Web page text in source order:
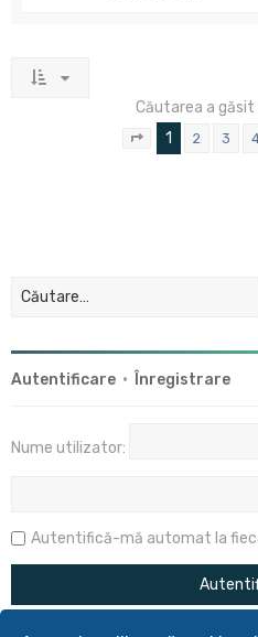
Căutarea a
Pagina1 din
1 2 3
Autentificare • Înregistrare
Nume utilizator:
Autentifică-mă automat la